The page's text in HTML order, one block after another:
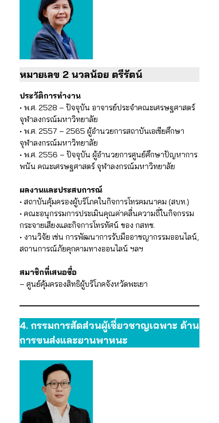
หมายเลข 2 นวลน้อย​ ตรีรัตน์
ประวัติการทำงาน
• พ.ศ. 2528 – ปัจจุบัน อาจารย์ประจำคณะเศรษฐศาสตร์
จุฬาลงกรณ์มหาวิทยาลัย
• พ.ศ. 2557 – 2565 ผู้อำนวยการสถาบันเอเชียศึกษา
จุฬาลงกรณ์มหาวิทยาลัย
• พ.ศ. 2556 – ปัจจุบัน ผู้อำนวยการศูนย์ศึกษาปัญหาการ
พนัน คณะเศรษฐศาสตร์ จุฬาลงกรณ์มหาวิทยาลัย
ผลงานและประสบการณ์
• สถาบันคุ้มครองผู้บริโภคในกิจการโทรคมนาคม (สบท.)
• คณะอนุกรรมการประเมินคุณค่าคลื่นความถี่ในกิจกรรม
กระจายเสียงและกิจการโทรทัศน์ ของ กสทช.
• งานวิจัย เช่น การพัฒนาการรับมืออาชญากรรมออนไลน์,
สถานการณ์ภัยคุกคามทางออนไลน์ ฯลฯ
สมาชิกที่เสนอชื่อ
– ศูนย์คุ้มครองสิทธิผู้บริโภคจังหวัดพะเยา
4. กรรมการสัดส่วนผู้เชี่ยวชาญเฉพาะ ด้าน
การขนส่งและยานพาหนะ